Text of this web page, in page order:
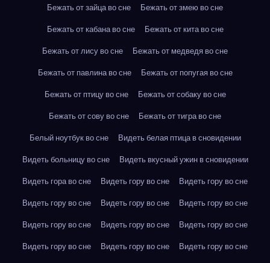
Бежать от зайца во сне
Бежать от змею во сне
Бежать от кабана во сне
Бежать от кита во сне
Бежать от лису во сне
Бежать от медведя во сне
Бежать от павлина во сне
Бежать от попугая во сне
Бежать от птицу во сне
Бежать от собаку во сне
Бежать от сову во сне
Бежать от тигра во сне
Белый ноутбук во сне
Видеть белая птица в сновидении
Видеть больницу во сне
Видеть вкусный ужин в сновидении
Видеть гора во сне
Видеть гору во сне
Видеть гору во сне
Видеть гору во сне
Видеть гору во сне
Видеть гору во сне
Видеть гору во сне
Видеть гору во сне
Видеть гору во сне
Видеть гору во сне
Видеть гору во сне
Видеть гору во сне